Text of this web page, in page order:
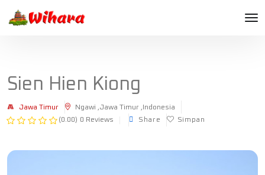
Sien Hien Kiong
Jawa Timur
Ngawi ,Jawa Timur ,Indonesia
(0.00) 0 Reviews Share Simpan